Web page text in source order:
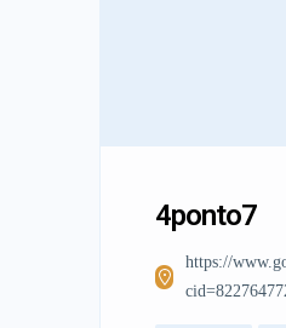
4ponto7
https://